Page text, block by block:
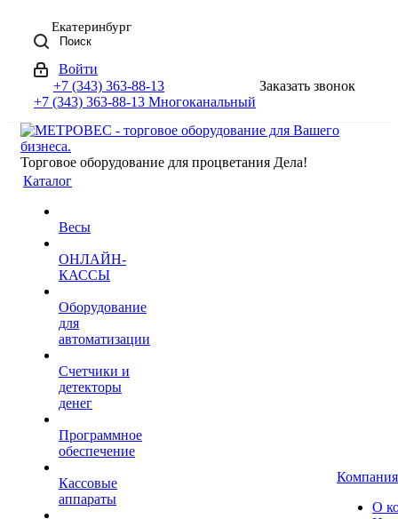
Екатеринбург
Поиск
Войти
+7 (343) 363-88-13
+7 (343) 363-88-13 Многоканальный
Заказать звонок
Торговое оборудование для процветания Дела!
Каталог
Весы
ОНЛАЙН-
КАССЫ
Оборудование
для
автоматизации
Счетчики и
детекторы
денег
Программное
обеспечение
Кассовые
аппараты
Компания
О